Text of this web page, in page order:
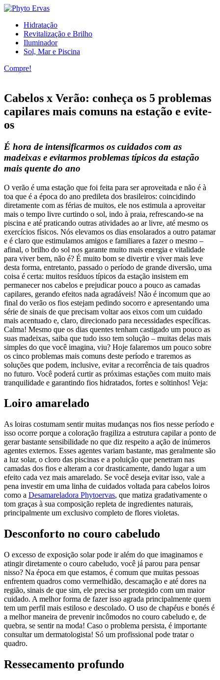
Hidratação
Revitalização e Brilho
Iluminador
Sol, Mar e Piscina
Compre!
Cabelos x Verão: conheça os 5 problemas
capilares mais comuns na estação e evite-
os
É hora de intensificarmos os cuidados com as
madeixas e evitarmos problemas típicos da estação
mais quente do ano
O verão é uma estação que foi feita para ser aproveitada e não é à
toa que é a época do ano predileta dos brasileiros: coincidindo
diretamente com as férias de muitos, ele nos estimula a aproveitar
mais o tempo livre curtindo o sol, indo à praia, refrescando-se na
piscina e até praticando outras atividades ao ar livre, até mesmo os
exercícios físicos. Nós elevamos os dias ensolarados a outro patamar
e é claro que estimulamos amigos e familiares a fazer o mesmo –
afinal, o brilho do sol nos garante muito mais energia e vitalidade
para viver bem, não é? É muito bom se divertir e viver mais leve
desta forma, entretanto, passado o período de grande diversão, uma
coisa é certa: muitos resíduos típicos da estação insistem em
permanecer nos cabelos e prejudicar pouco a pouco as camadas
capilares, gerando efeitos nada agradáveis! Não é incomum que ao
final do verão os fios estejam pedindo socorro e apresentando uma
série de sinais de que precisam voltar aos eixos com um cuidado
mais acentuado e, claro, direcionado para necessidades específicas.
Calma! Mesmo que os dias quentes tenham castigado um pouco as
suas madeixas, saiba que tudo isso tem solução – muitas delas mais
simples do que você imagina, viu? Hoje falaremos um pouco sobre
os cinco problemas mais comuns deste período e traremos as
soluções que podem, inclusive, evitar a recorrência de tais quadros
no futuro. Você poderá curtir as próximas estações com muito mais
tranquilidade e garantindo fios hidratados, fortes e soltinhos! Veja:
Loiro amarelado
As loiras costumam sentir muitas mudanças nos fios nesse período e
isso ocorre porque a coloração fragiliza a estrutura capilar a ponto de
gerar bastante sensibilidade no que diz respeito a ação de inúmeros
agentes externos. Esses agentes variam bastante, mas geralmente são
a luz solar, o cloro das piscinas e a poluição que penetram nas
camadas dos fios e alteram a cor drasticamente, dando lugar a um
efeito cada vez mais amarelado. Se você deseja evitar isso, vale a
pena investir em uma linha de cuidados voltada para cabelos loiros
como a Desamareladora Phytoervas, que matiza gradativamente o
tom graças à sua composição repleta de ingredientes naturais,
principalmente um exclusivo completo de flores violetas.
Desconforto no couro cabeludo
O excesso de exposição solar pode ir além do que imaginamos e
atingir diretamente o couro cabeludo, você já parou para pensar
nisso? Na época em que estamos, é comum que muitas pessoas
enfrentem quadros como vermelhidão, descamação e até dores na
região, sinais de que sim, ele precisa ser protegido com um maior
cuidado. A melhor forma de fazer isso agrada principalmente quem
tem um perfil mais estiloso e descolado. O uso de chapéus e bonés é
a melhor maneira de prevenir incômodos no couro cabeludo e, de
quebra, se sentir na moda! Caso o problema persista, é importante
consultar um dermatologista! Só um profissional pode tratar o
quadro.
Ressecamento profundo